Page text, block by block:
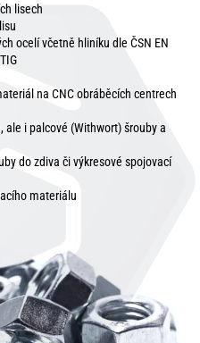
lisech
ocelí včetně hliníku dle ČSN EN
na CNC obráběcích centrech
i palcové (Withwort) šrouby a
do zdiva či výkresové spojovací
materiálu